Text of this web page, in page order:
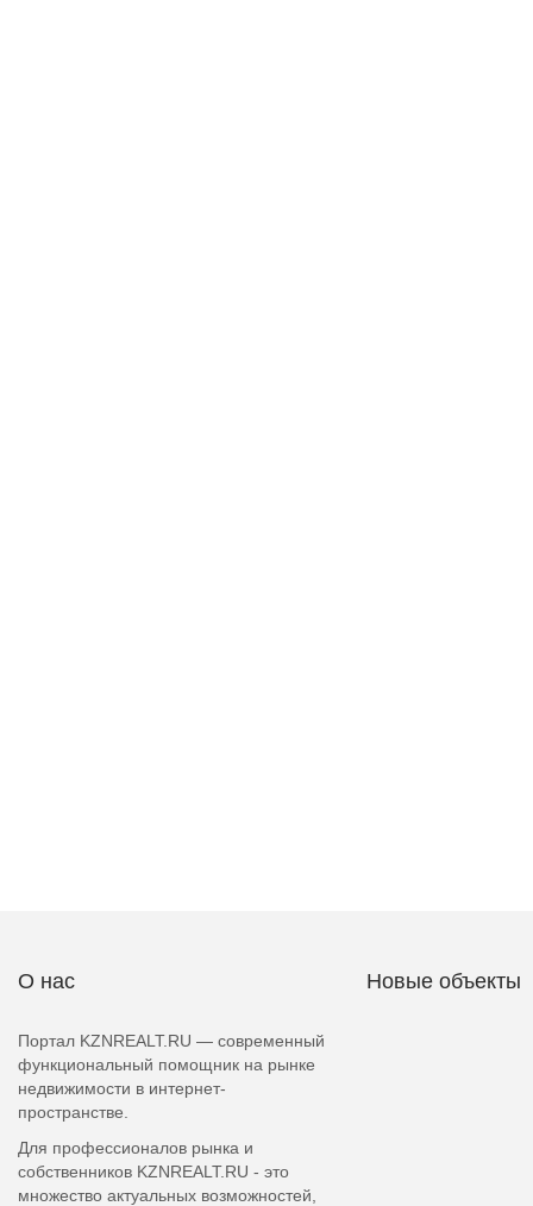
О нас
Портал KZNREALT.RU — современный
функциональный помощник на рынке
недвижимости в интернет-
пространстве.
Для профессионалов рынка и
собственников KZNREALT.RU - это
множество актуальных возможностей,
Новые объекты